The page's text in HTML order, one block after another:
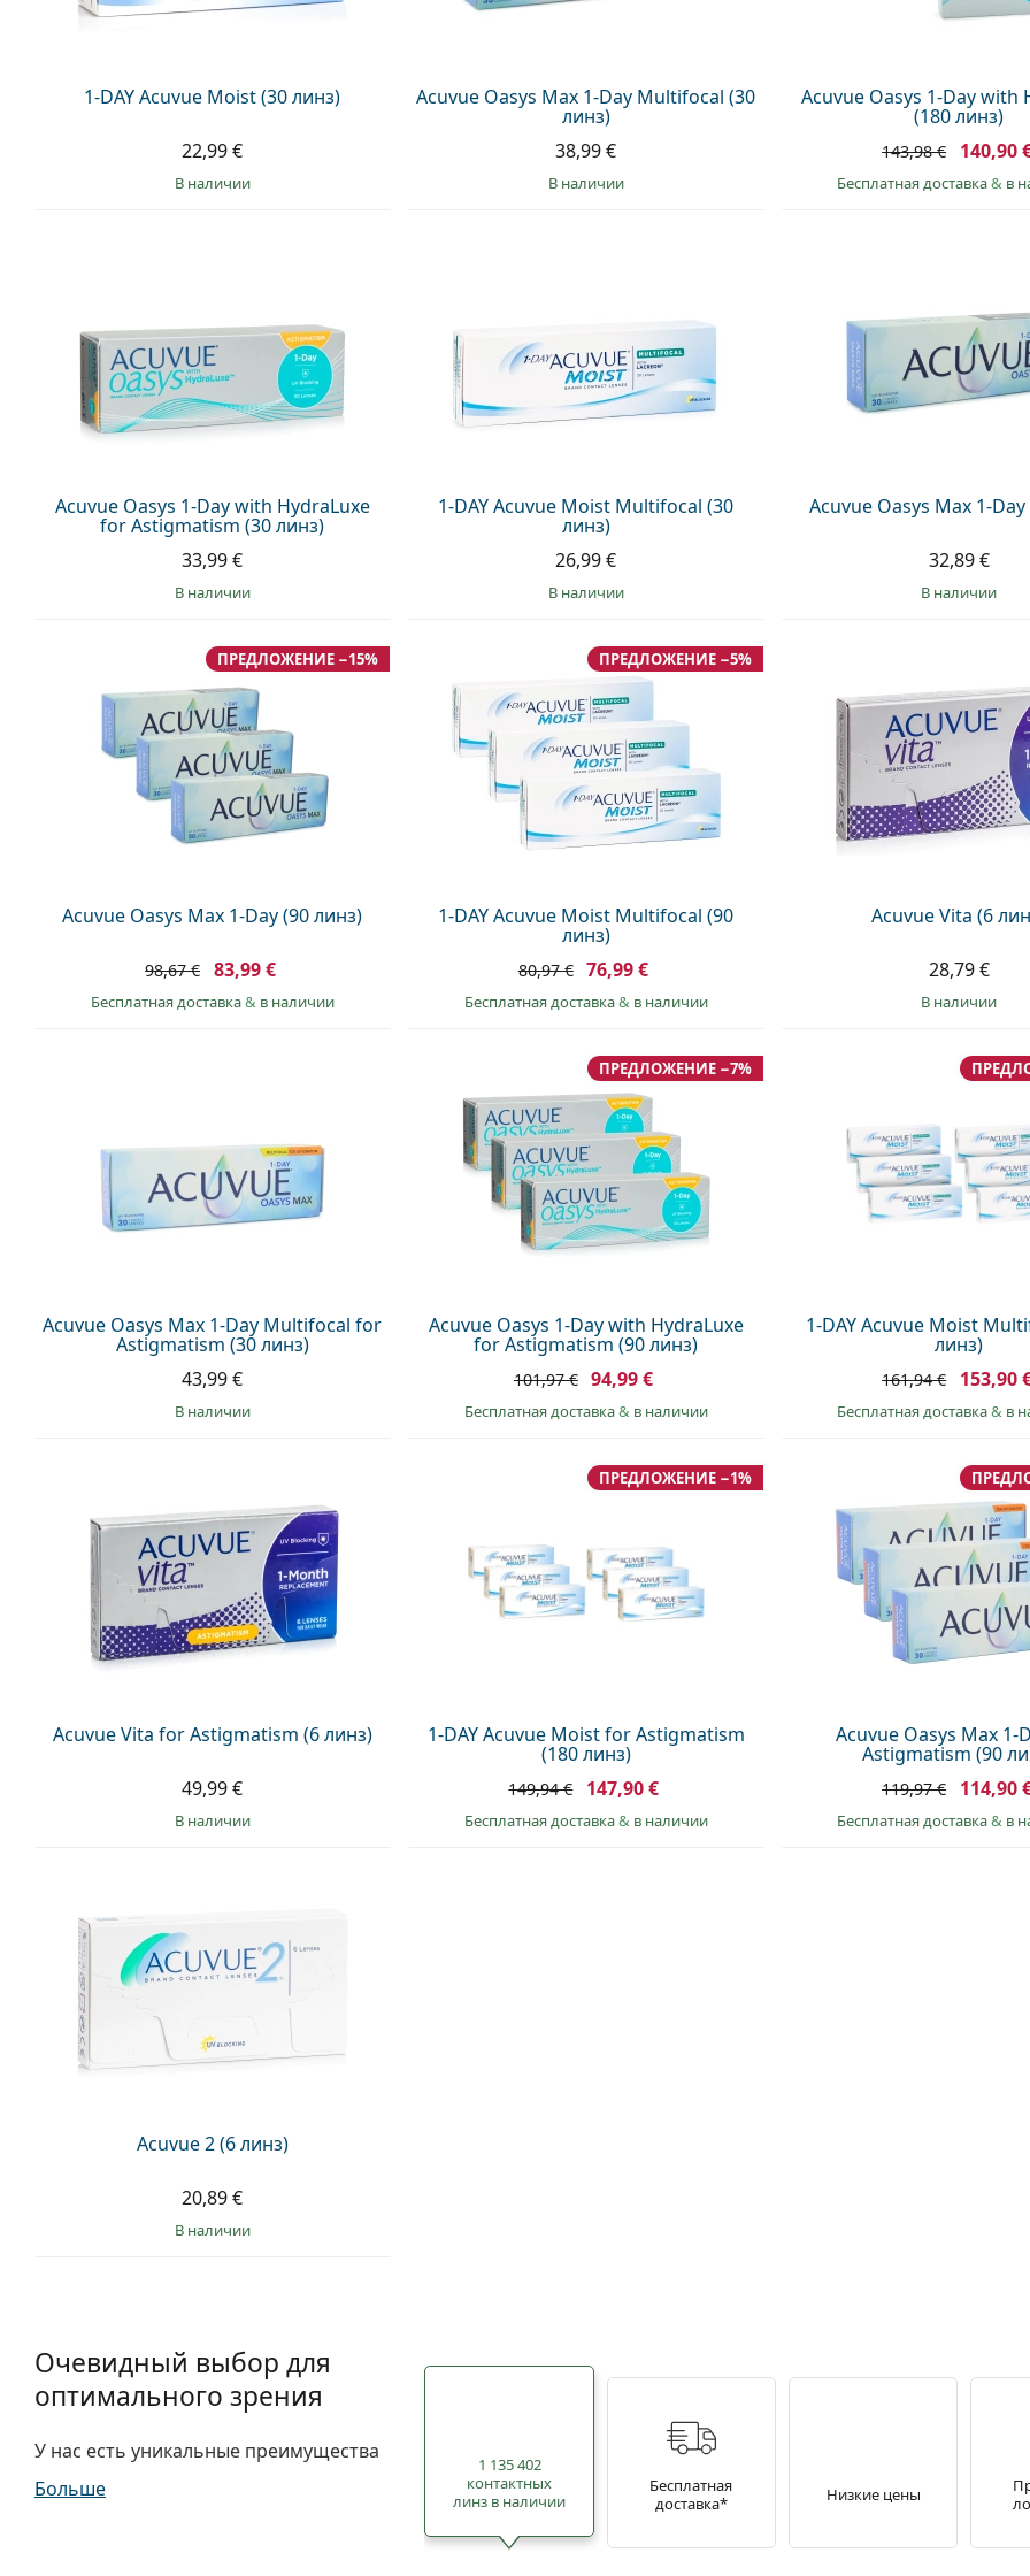
1-DAY Acuvue Moist (30 линз)
22,99 €
в наличии
Acuvue Oasys Max 1-Day Multifocal (30
линз)
38,99 €
в наличии
Acuvue Oasys 1-Day with
(180 линз)
143,98 € 140,90
Бесплатная доставка& в
Acuvue Oasys 1-Day with HydraLuxe
for Astigmatism (30 линз)
33,99 €
в наличии
1-DAY Acuvue Moist Multifocal (30
линз)
26,99 €
в наличии
Acuvue Oasys Max 1-
32,89 €
в наличии
Acuvue Oasys Max 1-Day (90 линз)
ПРЕДЛОЖЕНИЕ −15%
98,67 € 83,99 €
Бесплатная доставка& в наличии
1-DAY Acuvue Moist Multifocal (90
линз)
ПРЕДЛОЖЕНИЕ −5%
80,97 € 76,99 €
Бесплатная доставка& в наличии
Acuvue Vita (6
28,79 €
в наличии
Acuvue Oasys Max 1-Day Multifocal for
Astigmatism (30 линз)
43,99 €
в наличии
Acuvue Oasys 1-Day with HydraLuxe
for Astigmatism (90 линз)
ПРЕДЛОЖЕНИЕ −7%
101,97 € 94,99 €
Бесплатная доставка& в наличии
1-DAY Acuvue Moist
линз)
161,94 € 153,90
Бесплатная доставка& в
Acuvue Vita for Astigmatism (6 линз)
49,99 €
в наличии
1-DAY Acuvue Moist for Astigmatism
(180 линз)
ПРЕДЛОЖЕНИЕ −1%
149,94 € 147,90 €
Бесплатная доставка& в наличии
Acuvue Oasys Max 1-
Astigmatism (90
119,97 € 114,90
Бесплатная доставка& в
Acuvue 2 (6 линз)
20,89 €
в наличии
Очевидный выбор для
оптимального зрения
У нас есть уникальные преимущества
Больше
1 135 402
контактных
линз в наличии
Бесплатная
доставка*
Низкие цены